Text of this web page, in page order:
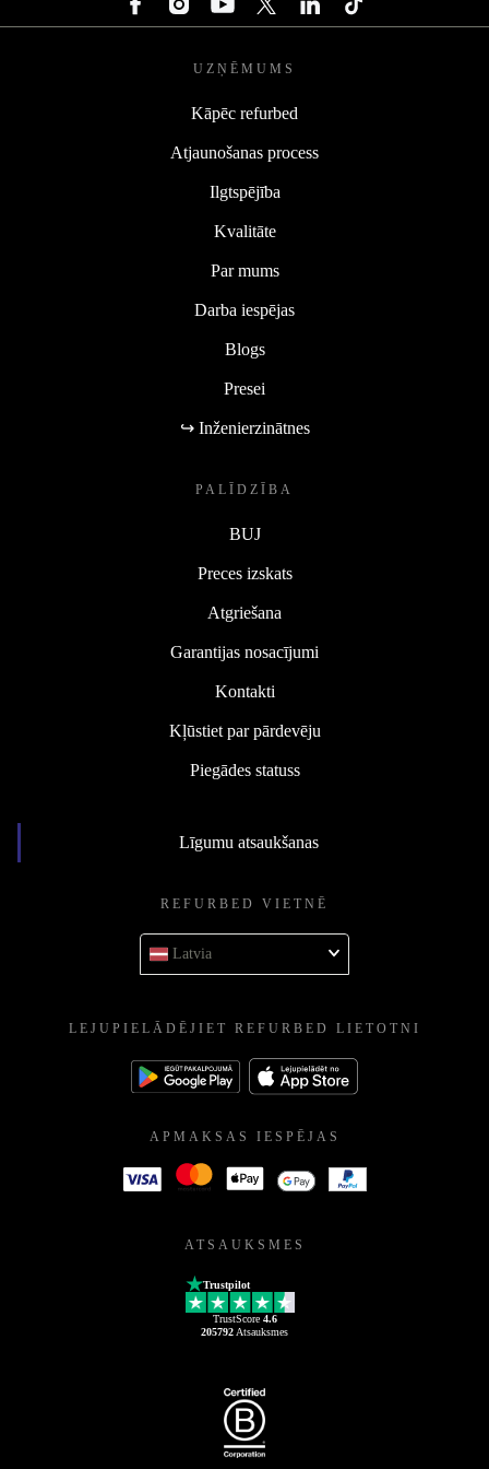
UZŅĒMUMS
Kāpēc refurbed
Atjaunošanas process
Ilgtspējība
Kvalitāte
Par mums
Darba iespējas
Blogs
Presei
↪ Inženierzinātnes
PALĪDZĪBA
BUJ
Preces izskats
Atgriešana
Garantijas nosacījumi
Kontakti
Kļūstiet par pārdevēju
Piegādes statuss
Līgumu atsaukšanas
REFURBED VIETNĒ
Latvia
LEJUPIELĀDĒJIET REFURBED LIETOTNI
APMAKSAS IESPĒJAS
ATSAUKSMES
Trustpilot
TrustScore 4.6
205792 Atsauksmes